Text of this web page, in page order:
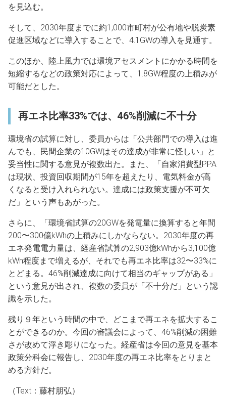
を見込む。
そして、2030年度までに約1,000市町村が公有地や脱炭素
促進区域などに導入することで、4.1GWの導入を見通す。
このほか、陸上風力では環境アセスメントにかかる時間を
短縮するなどの政策対応によって、1.8GW程度の上積みが
可能だとした。
再エネ比率33%では、46%削減に不十分
環境省の試算に対し、委員からは「公共部門での導入は進
んでも、民間企業の10GWはその達成が非常に怪しい」と
妥当性に関する意見が複数出た。また、「自家消費型PPA
は現状、投資回収期間が15年を超えたり、電気料金が高
くなると受け入れられない。達成には政策支援が不可欠
だ」という声もあがった。
さらに、「環境省試算の20GWを発電量に換算すると年間
200〜300億kWhの上積みにしかならない。2030年度の再
エネ発電電力量は、経産省試算の2,903億kWhから3,100億
kWh程度まで増えるが、それでも再エネ比率は32〜33%に
とどまる。46%削減達成に向けて相当のギャップがある」
という意見が出され、複数の委員が「不十分だ」という認
識を示した。
残り９年という時間の中で、どこまで再エネを拡大するこ
とができるのか。今回の審議会によって、46%削減の困難
さが改めて浮き彫りになった。経産省は今回の意見を基本
政策分科会に報告し、2030年度の再エネ比率をとりまと
める方針だ。
（Text：藤村朋弘）